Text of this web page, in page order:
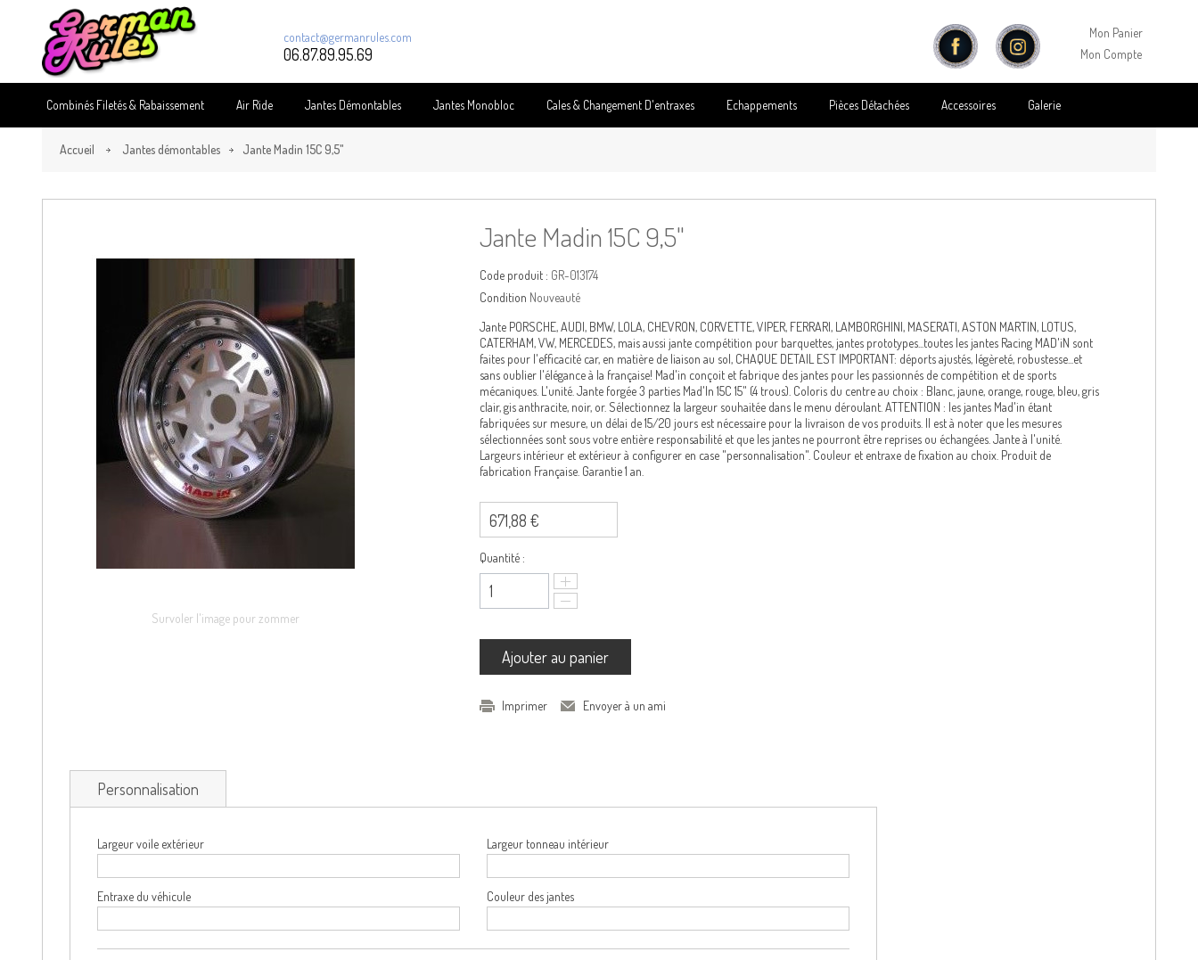
contact@germanrules.com
06.87.89.95.69
Mon Panier
Mon Compte
Combinés Filetés & Rabaissement Air Ride Jantes Démontables Jantes Monobloc Cales & Changement D'entraxes Echappements Pièces Détachées Accessoires Galerie
Accueil Jantes démontables Jante Madin 15C 9,5"
Survoler l'image pour zommer
Jante Madin 15C 9,5"
Code produit : GR-013174
Condition Nouveauté
Jante PORSCHE, AUDI, BMW, LOLA, CHEVRON, CORVETTE, VIPER, FERRARI, LAMBORGHINI, MASERATI, ASTON MARTIN, LOTUS,
CATERHAM, VW, MERCEDES, mais aussi jante compétition pour barquettes, jantes prototypes...toutes les jantes Racing MAD'iN sont
faites pour l'efficacité car, en matière de liaison au sol, CHAQUE DETAIL EST IMPORTANT: déports ajustés, légèreté, robustesse...et
sans oublier l'élégance à la française! Mad'in conçoit et fabrique des jantes pour les passionnés de compétition et de sports
mécaniques. L'unité. Jante forgée 3 parties Mad'In 15C 15" (4 trous). Coloris du centre au choix : Blanc, jaune, orange, rouge, bleu, gris
clair, gis anthracite, noir, or. Sélectionnez la largeur souhaitée dans le menu déroulant. ATTENTION : les jantes Mad'in étant
fabriquées sur mesure, un délai de 15/20 jours est nécessaire pour la livraison de vos produits. Il est à noter que les mesures
sélectionnées sont sous votre entière responsabilité et que les jantes ne pourront être reprises ou échangées. Jante à l'unité.
Largeurs intérieur et extérieur à configurer en case "personnalisation". Couleur et entraxe de fixation au choix. Produit de
fabrication Française. Garantie 1 an.
671,88 €
Quantité :
Ajouter au panier
Imprimer Envoyer à un ami
Personnalisation
Largeur voile extérieur Largeur tonneau intérieur
Entraxe du véhicule Couleur des jantes